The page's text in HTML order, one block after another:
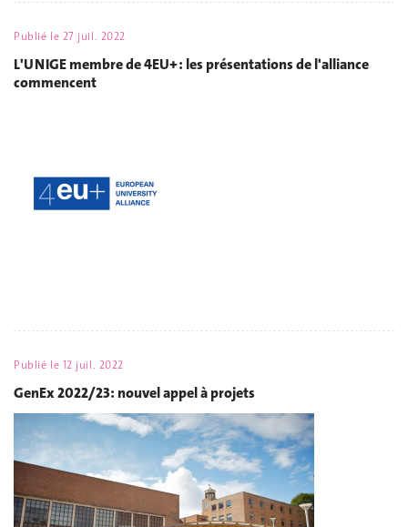
Publié le 27 juil. 2022
L'UNIGE membre de 4EU+ : les présentations de l'alliance
commencent
Publié le 12 juil. 2022
GenEx 2022/23: nouvel appel à projets